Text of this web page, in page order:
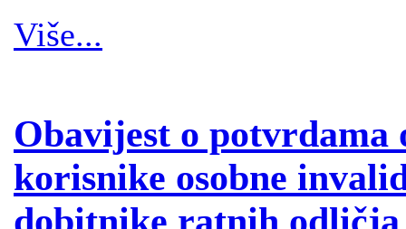
Više...
Obavijest o potvrdama
korisnike osobne